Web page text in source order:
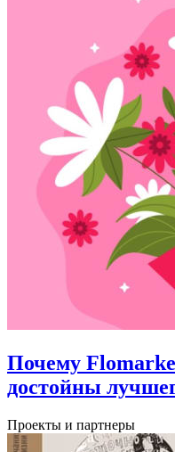
Почему
достойны
Проекты и партнеры